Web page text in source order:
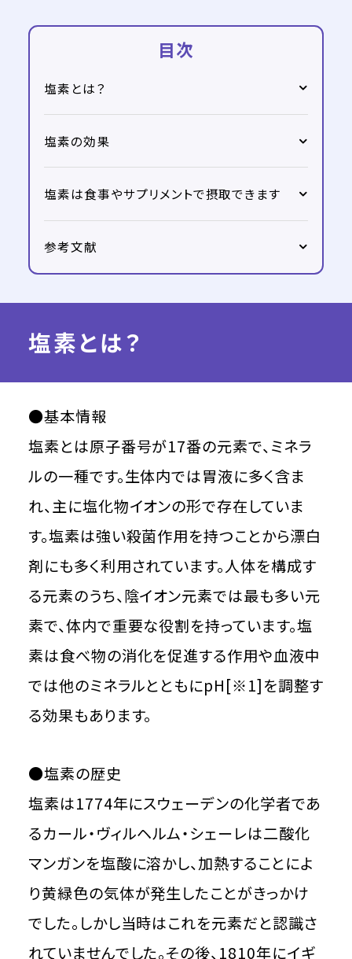
目次
塩素とは？
塩素の効果
塩素は食事やサプリメントで摂取できます
参考文献
塩素とは？
●基本情報
塩素とは原子番号が17番の元素で、ミネラ
ルの一種です。生体内では胃液に多く含ま
れ、主に塩化物イオンの形で存在していま
す。塩素は強い殺菌作用を持つことから漂白
剤にも多く利用されています。人体を構成す
る元素のうち、陰イオン元素では最も多い元
素で、体内で重要な役割を持っています。塩
素は食べ物の消化を促進する作用や血液中
では他のミネラルとともにpH[※1]を調整す
る効果もあります。
●塩素の歴史
塩素は1774年にスウェーデンの化学者であ
るカール・ヴィルヘルム・シェーレは二酸化
マンガンを塩酸に溶かし、加熱することによ
り黄緑色の気体が発生したことがきっかけ
でした。しかし当時はこれを元素だと認識さ
れていませんでした。その後、1810年にイギ